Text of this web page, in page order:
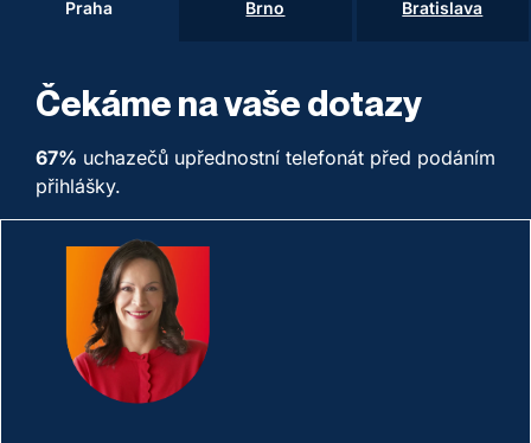
Praha Brno Bratislava
Čekáme na vaše dotazy
67% uchazečů upřednostní telefonát před podáním
přihlášky.